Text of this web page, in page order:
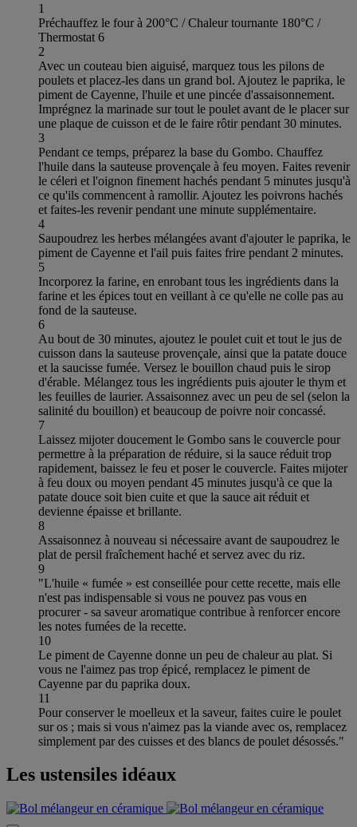
1
Préchauffez le four à 200°C / Chaleur tournante 180°C /
Thermostat 6
2
Avec un couteau bien aiguisé, marquez tous les pilons de
poulets et placez-les dans un grand bol. Ajoutez le paprika, le
piment de Cayenne, l'huile et une pincée d'assaisonnement.
Imprégnez la marinade sur tout le poulet avant de le placer sur
une plaque de cuisson et de le faire rôtir pendant 30 minutes.
3
Pendant ce temps, préparez la base du Gombo. Chauffez
l'huile dans la sauteuse provençale à feu moyen. Faites revenir
le céleri et l'oignon finement hachés pendant 5 minutes jusqu'à
ce qu'ils commencent à ramollir. Ajoutez les poivrons hachés
et faites-les revenir pendant une minute supplémentaire.
4
Saupoudrez les herbes mélangées avant d'ajouter le paprika, le
piment de Cayenne et l'ail puis faites frire pendant 2 minutes.
5
Incorporez la farine, en enrobant tous les ingrédients dans la
farine et les épices tout en veillant à ce qu'elle ne colle pas au
fond de la sauteuse.
6
Au bout de 30 minutes, ajoutez le poulet cuit et tout le jus de
cuisson dans la sauteuse provençale, ainsi que la patate douce
et la saucisse fumée. Versez le bouillon chaud puis le sirop
d'érable. Mélangez tous les ingrédients puis ajouter le thym et
les feuilles de laurier. Assaisonnez avec un peu de sel (selon la
salinité du bouillon) et beaucoup de poivre noir concassé.
7
Laissez mijoter doucement le Gombo sans le couvercle pour
permettre à la préparation de réduire, si la sauce réduit trop
rapidement, baissez le feu et poser le couvercle. Faites mijoter
à feu doux ou moyen pendant 45 minutes jusqu'à ce que la
patate douce soit bien cuite et que la sauce ait réduit et
devienne épaisse et brillante.
8
Assaisonnez à nouveau si nécessaire avant de saupoudrez le
plat de persil fraîchement haché et servez avec du riz.
9
"L'huile « fumée » est conseillée pour cette recette, mais elle
n'est pas indispensable si vous ne pouvez pas vous en
procurer - sa saveur aromatique contribue à renforcer encore
les notes fumées de la recette.
10
Le piment de Cayenne donne un peu de chaleur au plat. Si
vous ne l'aimez pas trop épicé, remplacez le piment de
Cayenne par du paprika doux.
11
Pour conserver le moelleux et la saveur, faites cuire le poulet
sur os ; mais si vous n'aimez pas la viande avec os, remplacez
simplement par des cuisses et des blancs de poulet désossés."
Les ustensiles idéaux